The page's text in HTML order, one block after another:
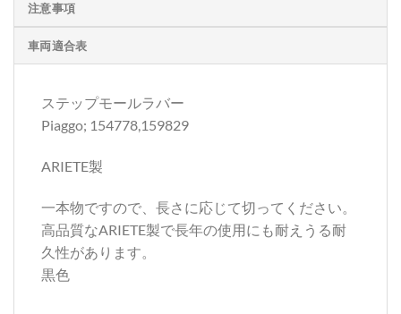
注意事項
車両適合表
ステップモールラバー
Piaggo; 154778,159829
ARIETE製
一本物ですので、長さに応じて切ってください。
高品質なARIETE製で長年の使用にも耐えうる耐
久性があります。
黒色